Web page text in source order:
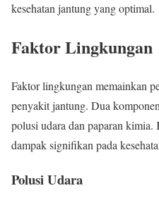
kesehatan jantung yang optimal.
Faktor Lingkungan
Faktor lingkungan memainkan
penyakit jantung. Dua
polusi udara dan paparan
dampak signifikan pada
Polusi Udara